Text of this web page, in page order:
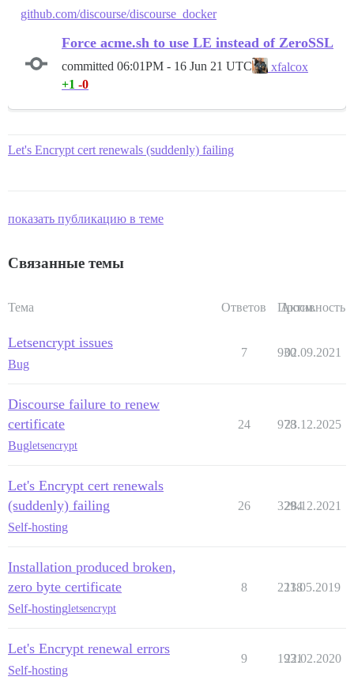
github.com/discourse/discourse_docker
Force acme.sh to use LE instead of ZeroSSL
committed 06:01PM - 16 Jun 21 UTC
xfalcox
+1 -0
Let's Encrypt cert renewals (suddenly) failing
показать публикацию в теме
Связанные темы
Тема Ответов Просм.
Активность
Letsencrypt issues
Bug
7 930
02.09.2021
Discourse failure to renew
certificate
Bugletsencrypt
24 978
23.12.2025
Let's Encrypt cert renewals
(suddenly) failing
Self-hosting
26 3294
28.12.2021
Installation produced broken,
zero byte certificate
Self-hostingletsencrypt
8 2238
11.05.2019
Let's Encrypt renewal errors
Self-hosting
9 1931
22.02.2020